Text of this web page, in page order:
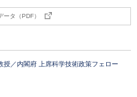
ータ（PDF）
授／内閣府 上席科学技術政策フェロー